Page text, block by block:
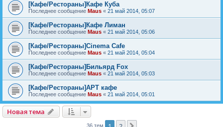
[Кафе/Рестораны]Кафе Куба
Последнее сообщение Maus « 21 май 2014, 05:07
[Кафе/Рестораны]Кафе Лиман
Последнее сообщение Maus « 21 май 2014, 05:06
[Кафе/Рестораны]Cinema Cafe
Последнее сообщение Maus « 21 май 2014, 05:04
[Кафе/Рестораны]Бильярд Fox
Последнее сообщение Maus « 21 май 2014, 05:03
[Кафе/Рестораны]АРТ кафе
Последнее сообщение Maus « 21 май 2014, 05:01
Новая тема
Новаятема
36 тем